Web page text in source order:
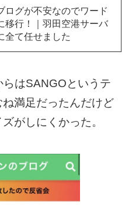
ログが不安なのでワード
移行！｜羽田空港サーバ
全て任せました
はSANGOというテ
満足だったんだけど
がしにくかった。